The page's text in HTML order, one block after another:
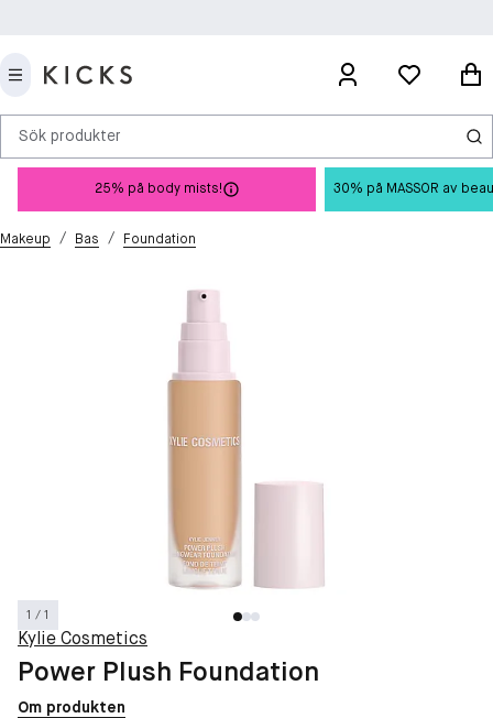
Sök produkter
25% på body mists! 30% på MASSOR av
Makeup / Bas / Foundation
1 / 1
Kylie Cosmetics
Power Plush Foundation
Om produkten